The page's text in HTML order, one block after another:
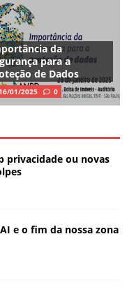
da
para a
de Dados
16/01/2025 0
privacidade ou novas
e o fim da nossa zona